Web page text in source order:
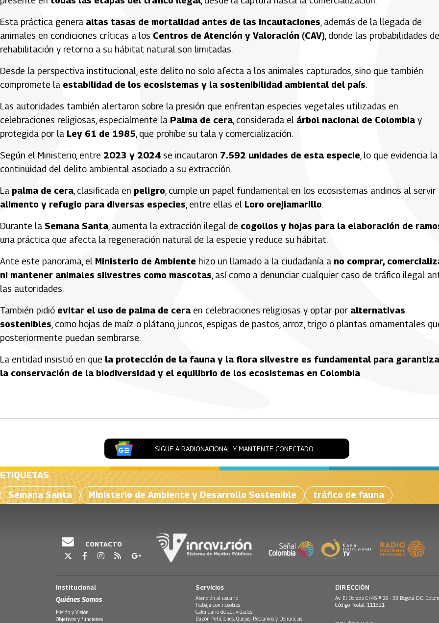
Esta práctica genera altas tasas de mortalidad antes de las incautaciones , además de la llegada de
animales en condiciones críticas a los Centros de Atención y Valoración (CAV) , donde las probabilidades de
rehabilitación y retorno a su hábitat natural son limitadas.
Desde la perspectiva institucional, este delito no solo afecta a los animales capturados, sino que también
compromete la estabilidad de los ecosistemas y la sostenibilidad ambiental del país.
Las autoridades también alertaron sobre la presión que enfrentan especies vegetales utilizadas en
celebraciones religiosas, especialmente la Palma de cera , considerada el árbol nacional de Colombia y
protegida por la Ley 61 de 1985 , que prohíbe su tala y comercialización.
Según el Ministerio, entre 2023 y 2024 se incautaron 7.592 unidades de esta especie , lo que evidencia la
continuidad del delito ambiental asociado a su extracción.
La palma de cera , clasificada en peligro , cumple un papel fundamental en los ecosistemas andinos al servir
alimento y refugio para diversas especies , entre ellas el Loro orejiamarillo.
Durante la Semana Santa, aumenta la extracción ilegal de cogollos y hojas para la elaboración de
una práctica que afecta la regeneración natural de la especie y reduce su hábitat.
Ante este panorama, el Ministerio de Ambiente hizo un llamado a la ciudadanía a no comprar,
ni mantener animales silvestres como mascotas , así como a denunciar cualquier caso de tráfico ilegal
las autoridades.
También pidió evitar el uso de palma de cera en celebraciones religiosas y optar por alternativas
sostenibles , como hojas de maíz o plátano, juncos, espigas de pastos, arroz, trigo o plantas ornamentales
posteriormente puedan sembrarse.
La entidad insistió en que la protección de la fauna y la flora silvestre es fundamental para
la conservación de la biodiversidad y el equilibrio de los ecosistemas en Colombia.
SIGUE A RADIONACIONAL Y MANTENTE CONECTADO
ETIQUETAS
Semana Santa
Ministerio de Ambiente y Desarrollo Sostenible tráfico de fauna
CONTACTO
Institucional
Quiénes Somos
Misión y Visión
Objetivos y funciones
Servicios
Atención al usuario
Trabaja con nosotros
Calendario de actividades
Buzón Peticiones, Quejas, Reclamos y Denuncias
DIRECCIÓN
Av. El Dorado Cr.45 # 26 - 33 Bogotá D.C.
Código Postal: 111321